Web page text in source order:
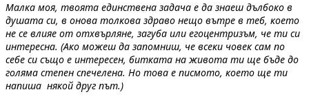
Малка моя, твоята единствена задача е да знаеш дълбоко в
душата си, в онова толкова здраво нещо вътре в теб, което
не се влияе от отхвърляне, загуба или егоцентризъм, че ти си
интересна. (Ако можеш да запомниш, че всеки човек сам по
себе си също е интересен, битката на живота ти ще бъде до
голяма степен спечелена. Но това е писмото, което ще ти
напиша някой друг път.)